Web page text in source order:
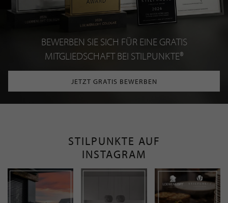
BEWERBEN SIE SICH FÜR EINE GRATIS
MITGLIEDSCHAFT BEI STILPUNKTE®
JETZT GRATIS BEWERBEN
STILPUNKTE AUF
INSTAGRAM